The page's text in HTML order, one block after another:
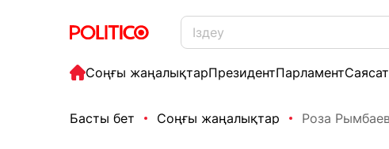
Соңғы жаңалықтарПрезидентПарламентСаясат
Басты бет Соңғы жаңалықтар Роза